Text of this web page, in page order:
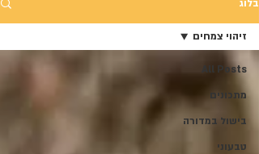
בלוג
All Posts
מתכונים
בישול במדורה
טבעוני
זיהוי צמחים